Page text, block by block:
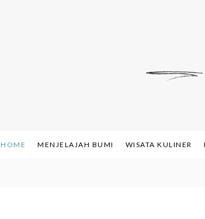
Indonesian Blog: Family
HOME MENJELAJAH BUMI WISATA KULINER